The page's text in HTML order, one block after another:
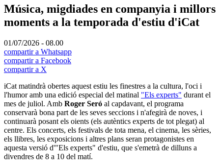
Música, migdiades en companyia i millors
moments a la temporada d'estiu d'iCat
01/07/2026 - 08.00
compartir a Whatsapp
compartir a Facebook
compartir a X
iCat matindrà obertes aquest estiu les finestres a la cultura, l'oci i
l'humor amb una edició especial del matinal "Els experts" durant el
mes de juliol. Amb Roger Seró al capdavant, el programa
conservarà bona part de les seves seccions i n'afegirà de noves, i
continuarà posant els oients (els autèntics experts de tot plegat) al
centre. Els concerts, els festivals de tota mena, el cinema, les sèries,
els llibres, les exposicions i altres plans seran protagonistes en
aquesta versió d'"Els experts" d'estiu, que s'emetrà de dilluns a
divendres de 8 a 10 del matí.